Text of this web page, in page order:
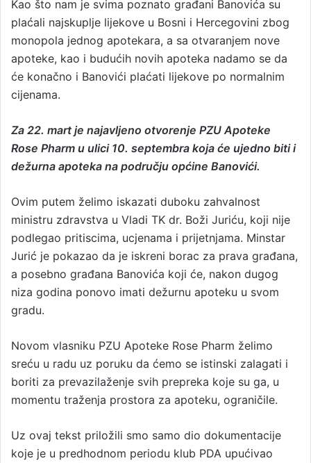
Kao što nam je svima poznato građani Banovića su
plaćali najskuplje lijekove u Bosni i Hercegovini zbog
monopola jednog apotekara, a sa otvaranjem nove
apoteke, kao i budućih novih apoteka nadamo se da
će konačno i Banovići plaćati lijekove po normalnim
cijenama.
Za 22. mart je najavljeno otvorenje PZU Apoteke
Rose Pharm u ulici 10. septembra koja će ujedno biti i
dežurna apoteka na području općine Banovići.
Ovim putem želimo iskazati duboku zahvalnost
ministru zdravstva u Vladi TK dr. Boži Juriću, koji nije
podlegao pritiscima, ucjenama i prijetnjama. Minstar
Jurić je pokazao da je iskreni borac za prava građana,
a posebno građana Banovića koji će, nakon dugog
niza godina ponovo imati dežurnu apoteku u svom
gradu.
Novom vlasniku PZU Apoteke Rose Pharm želimo
sreću u radu uz poruku da ćemo se istinski zalagati i
boriti za prevazilaženje svih prepreka koje su ga, u
momentu traženja prostora za apoteku, ograničile.
Uz ovaj tekst priložili smo samo dio dokumentacije
koje je u predhodnom periodu klub PDA upućivao